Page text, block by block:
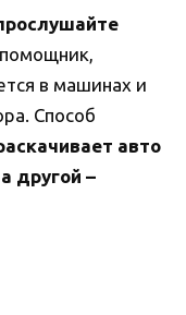
в машинах и
Способ
авто
другой –